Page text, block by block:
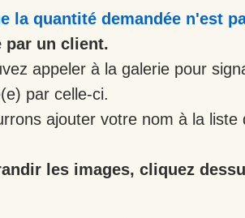
la quantité demandée n'est
par un client.
appeler à la galerie pour
par celle-ci.
ajouter votre nom à la liste
les images, cliquez